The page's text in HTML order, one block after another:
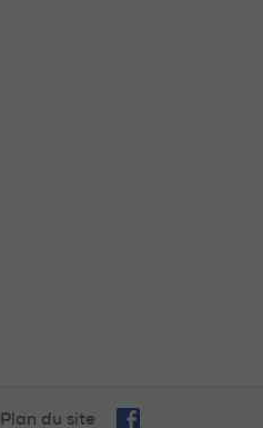
Plan du site